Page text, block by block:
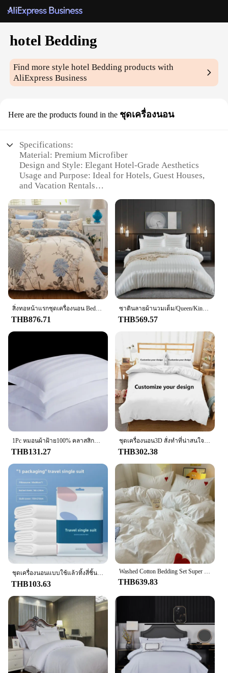
hotel Bedding
Find more stylehotel Bedding products with
AliExpress Business
Here are the products found in the ชุดเครื่องนอน
Specifications:
Material: Premium Microfiber
Design and Style: Elegant Hotel-Grade Aesthetics
Usage and Purpose: Ideal for Hotels, Guest Houses,
and Vacation Rentals
Wear and Tear
Shape or Size or Weight or Quantity: Available in
Multiple Sizes and Quantities
Parts and Accessories: Includes Pillowcases, Duvet
Cover, and Fitted Sheet
Features:
**Elegant Comfort for Every Guest**
Our hotel bedding sets are designed to provide the
ultimate comfort and style for your guests. The
microfiber material is not only soft to the touch but
also highly durable, ensuring that your bedding
hotel-grade aesthetics are sure to impress, with a
range of colors and patterns to match any decor.
Whether you're looking to refresh your guest rooms
or outfit a new vacation rental, these sets are the
perfect choice.
**Versatile and Easy to Maintain**
These sets are not only versatile in terms of size and
quantity but also in their ease of maintenance. The
microfiber material is resistant to wrinkles and
stains, making it a breeze to keep your bedding
looking pristine. The sets are also available in
multiple sizes, ensuring a perfect fit for any bed.
Whether you're looking to replace a single item or
outfit an entire property, our wholesale options
make it easy to find the perfect set for your needs.
**Designed for Hospitality Professionals**
Our hotel bedding sets are designed with the
hospitality industry in mind. The durability and
performance of the microfiber fabric ensure that
your guests enjoy a comfortable night's sleep, while
the stylish design adds a touch of luxury to your
property. As a vendor or supplier, you can rely on
the quality and consistency of our products to meet
the high standards of your guests. Whether you're a
hotel manager, vacation rental owner, or wholesaler,
these sets are an excellent choice for anyone
looking to elevate their guest experience.
สิ่งทอหน้าแรกชุดเครื่องนอน Bedclothes ผ้านวมคลุมเตียงแผ่นหมอนปลอกหมอนผ้าปูที่นอนชุดเครื่องนอนเตียงผ้าลินิน
THB876.71
ซาตินลายผ้านวมเต็ม/Queen/King/เดี่ยว/คู่ขนาดชุด, หรูหรา Silky เช่นงาช้างสีขาวลายผ้านวมชุดเครื่องนอน
THB569.57
1Pc หมอนผ้าฝ้าย100% คลาสสิกสีขาว Stripe หมอนหน้าแรกห้องนอนเครื่องนอนปลอกหมอนหมอน Sham
THB131.27
ชุดเครื่องนอน3D สั่งทำที่น่าสนใจสร้างสรรค์ปลอกผ้านวมพร้อมปลอกหมอนเตียงคู่ขนาดควีนไซส์จัดส่งจากผู้ผลิต
THB302.38
ชุดเครื่องนอนแบบใช้แล้วทิ้งสี่ชิ้นพิมพ์โรงแรมเครื่องนอนท่องเที่ยวฝาครอบป้องกันการป้องกันสุขาภิบาลแบบพกพา
THB103.63
Washed Cotton Bedding Set Super Soft Cool Black Duvet Cover Set Heart-shaped Towel Bedding Skin Friendly Duvet Covers Bed Sheets
THB639.83